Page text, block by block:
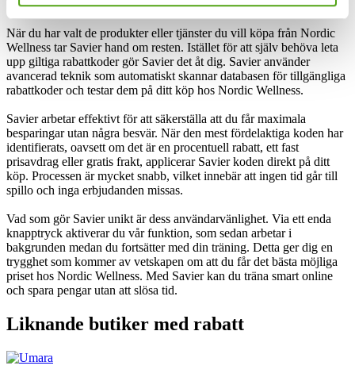
Wellness.
När du har valt de produkter eller tjänster du vill köpa från Nordic
Wellness tar Savier hand om resten. Istället för att själv behöva leta
upp giltiga rabattkoder gör Savier det åt dig. Savier använder
avancerad teknik som automatiskt skannar databasen för tillgängliga
rabattkoder och testar dem på ditt köp hos Nordic Wellness.
Savier arbetar effektivt för att säkerställa att du får maximala
besparingar utan några besvär. När den mest fördelaktiga koden har
identifierats, oavsett om det är en procentuell rabatt, ett fast
prisavdrag eller gratis frakt, applicerar Savier koden direkt på ditt
köp. Processen är mycket snabb, vilket innebär att ingen tid går till
spillo och inga erbjudanden missas.
Vad som gör Savier unikt är dess användarvänlighet. Via ett enda
knapptryck aktiverar du vår funktion, som sedan arbetar i
bakgrunden medan du fortsätter med din träning. Detta ger dig en
trygghet som kommer av vetskapen om att du får det bästa möjliga
priset hos Nordic Wellness. Med Savier kan du träna smart online
och spara pengar utan att slösa tid.
Liknande butiker med rabatt